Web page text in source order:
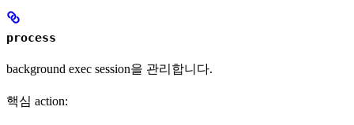
process
background exec session을 관리합니다.
핵심 action: